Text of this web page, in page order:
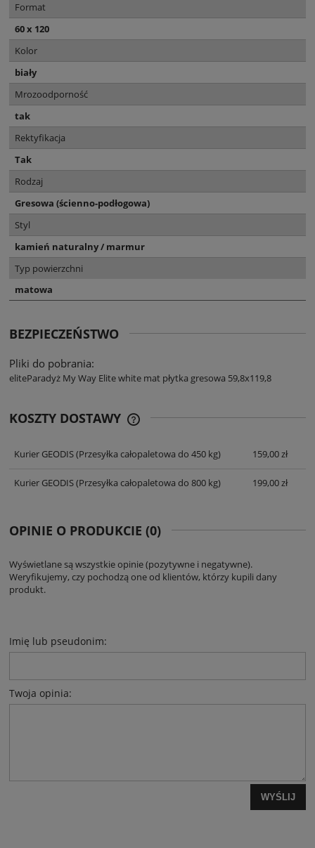
Format
60 x 120
Kolor
biały
Mrozoodporność
tak
Rektyfikacja
Tak
Rodzaj
Gresowa (ścienno-podłogowa)
Styl
kamień naturalny / marmur
Typ powierzchni
matowa
BEZPIECZEŃSTWO
Pliki do pobrania:
eliteParadyż My Way Elite white mat płytka gresowa 59,8x119,8
KOSZTY DOSTAWY
Kurier GEODIS(Przesyłka całopaletowa do 450 kg) 159,00 zł
Kurier GEODIS(Przesyłka całopaletowa do 800 kg) 199,00 zł
OPINIE O PRODUKCIE (0)
Wyświetlane są wszystkie opinie (pozytywne i negatywne).
Weryfikujemy, czy pochodzą one od klientów, którzy kupili dany
produkt.
Imię lub pseudonim:
Twoja opinia:
WYŚLIJ